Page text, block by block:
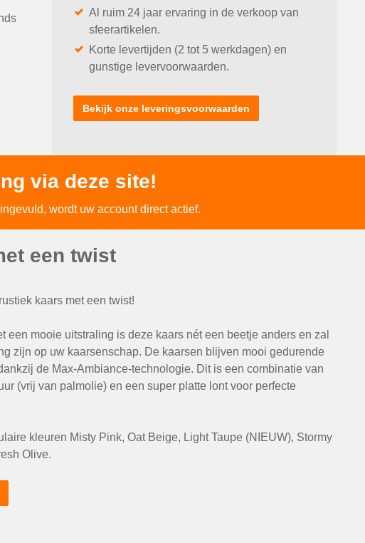
Al ruim 24 jaar ervaring in de verkoop van
sfeerartikelen.
Korte levertijden (2 tot 5 werkdagen) en
gunstige levervoorwaarden.
Bekijk onze leveringsvoorwaarden
via deze site!
wordt uw account direct actief.
een twist
kaars met een twist!
een mooie uitstraling is deze kaars nét een beetje anders en zal
zijn op uw kaarsenschap. De kaarsen blijven mooi gedurende
de Max-Ambiance-technologie. Dit is een combinatie van
(vrij van palmolie) en een super platte lont voor perfecte
kleuren Misty Pink, Oat Beige, Light Taupe (NIEUW), Stormy
Olive.